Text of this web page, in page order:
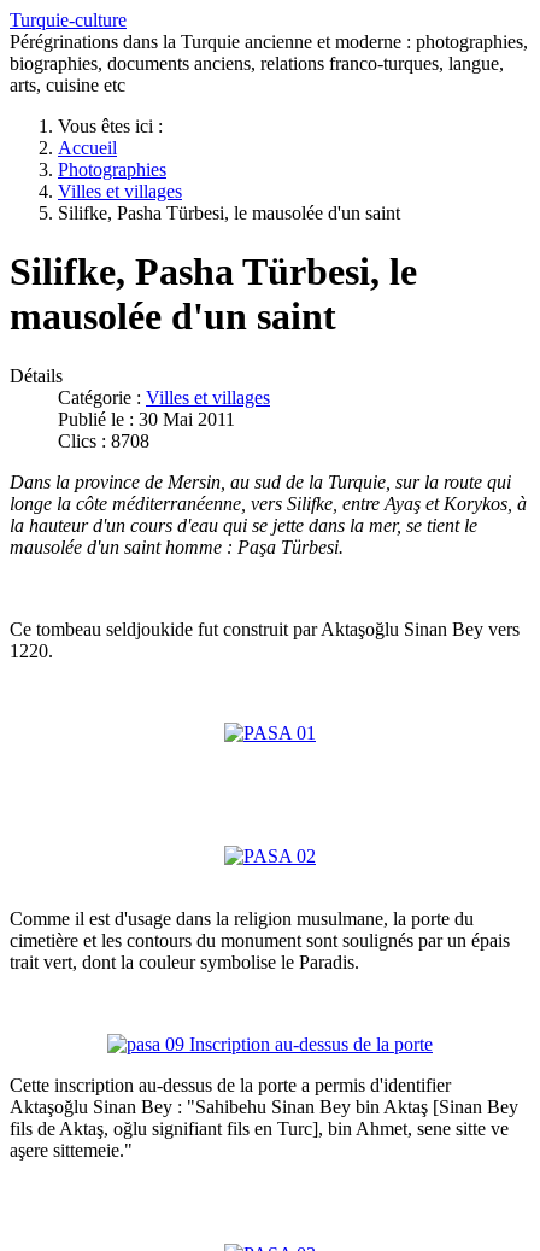
Turquie-culture
Pérégrinations dans la Turquie ancienne et moderne : photographies,
biographies, documents anciens, relations franco-turques, langue,
arts, cuisine etc
Vous êtes ici :
Accueil
Photographies
Villes et villages
Silifke, Pasha Türbesi, le mausolée d'un saint
Silifke, Pasha Türbesi, le
mausolée d'un saint
Détails
Catégorie : Villes et villages
Publié le : 30 Mai 2011
Clics : 8708
Dans la province de Mersin, au sud de la Turquie, sur la route qui
longe la côte méditerranéenne, vers Silifke, entre Ayaş et Korykos, à
la hauteur d'un cours d'eau qui se jette dans la mer, se tient le
mausolée d'un saint homme : Paşa Türbesi.
Ce tombeau seldjoukide fut construit par Aktaşoğlu Sinan Bey vers
1220.
Comme il est d'usage dans la religion musulmane, la porte du
cimetière et les contours du monument sont soulignés par un épais
trait vert, dont la couleur symbolise le Paradis.
Cette inscription au-dessus de la porte a permis d'identifier
Aktaşoğlu Sinan Bey : "Sahibehu Sinan Bey bin Aktaş [Sinan Bey
fils de Aktaş, oğlu signifiant fils en Turc], bin Ahmet, sene sitte ve
aşere sittemeie."